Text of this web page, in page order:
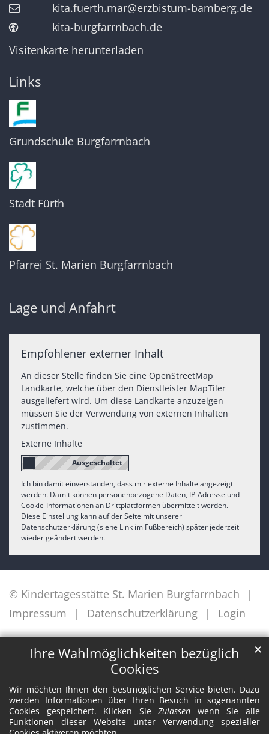
Ihre Wahlmöglichkeiten bezüglich
Cookies
Wir möchten Ihnen den bestmöglichen Service bieten. Dazu
werden Informationen über Ihren Besuch in sogenannten
Cookies gespeichert. Klicken SieZulassen wenn Sie alle
Funktionen dieser Website unter Verwendung spezieller
✕
kita.fuerth.mar@erzbistum-bamberg.de
kita-burgfarrnbach.de
Visitenkarte herunterladen
Links
Grundschule Burgfarrnbach
Stadt Fürth
Pfarrei St. Marien Burgfarrnbach
Lage und Anfahrt
Empfohlener externer Inhalt
An dieser Stelle finden Sie eine OpenStreetMap
Landkarte, welche über den Dienstleister MapTiler
ausgeliefert wird. Um diese Landkarte anzuzeigen
müssen Sie der Verwendung von externen Inhalten
zustimmen.
Externe Inhalte
Ich bin damit einverstanden, dass mir externe Inhalte angezeigt
werden. Damit können personenbezogene Daten, IP-Adresse und
Cookie-Informationen an Drittplattformen übermittelt werden.
Diese Einstellung kann auf der Seite mit unserer
Datenschutzerklärung (siehe Link im Fußbereich) später jederzeit
wieder geändert werden.
© Kindertagesstätte St. Marien Burgfarrnbach
Impressum
Datenschutzerklärung Login